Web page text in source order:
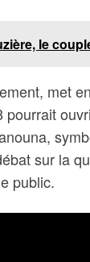
le
met
sur la
public.